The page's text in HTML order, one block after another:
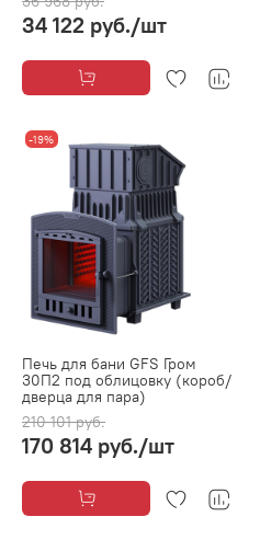
34 122 руб./шт
-19%
Печь для бани GFS Гром
30П2 под облицовку (короб/
дверца для пара)
210 101 руб.
170 814 руб./шт